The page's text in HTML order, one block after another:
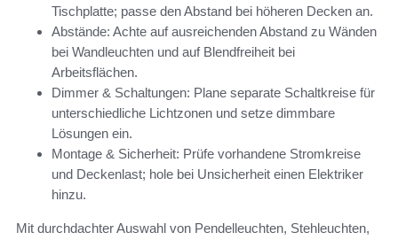
Tischplatte; passe den Abstand bei höheren Decken an.
Abstände: Achte auf ausreichenden Abstand zu Wänden
bei Wandleuchten und auf Blendfreiheit bei
Arbeitsflächen.
Dimmer & Schaltungen: Plane separate Schaltkreise für
unterschiedliche Lichtzonen und setze dimmbare
Lösungen ein.
Montage & Sicherheit: Prüfe vorhandene Stromkreise
und Deckenlast; hole bei Unsicherheit einen Elektriker
hinzu.
Mit durchdachter Auswahl von Pendelleuchten, Stehleuchten,